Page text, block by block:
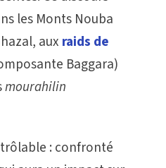
les Monts Nouba
aux raids de
Baggara)
mourahilin
: confronté